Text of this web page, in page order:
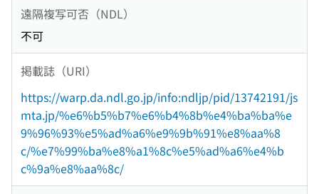
遠隔複写可否（NDL）
不可
掲載誌（URI）
https://warp.da.ndl.go.jp/info:ndljp/pid/13742191/js
mta.jp/%e6%b5%b7%e6%b4%8b%e4%ba%ba%e
9%96%93%e5%ad%a6%e9%9b%91%e8%aa%8
c/%e7%99%ba%e8%a1%8c%e5%ad%a6%e4%b
c%9a%e8%aa%8c/